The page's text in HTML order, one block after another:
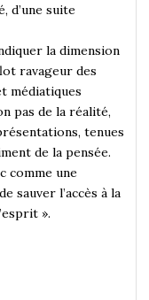
d’une suite
la dimension
ravageur des
médiatiques
pas de la réalité,
tenues
de la pensée.
comme une
sauver l’accès à la
».